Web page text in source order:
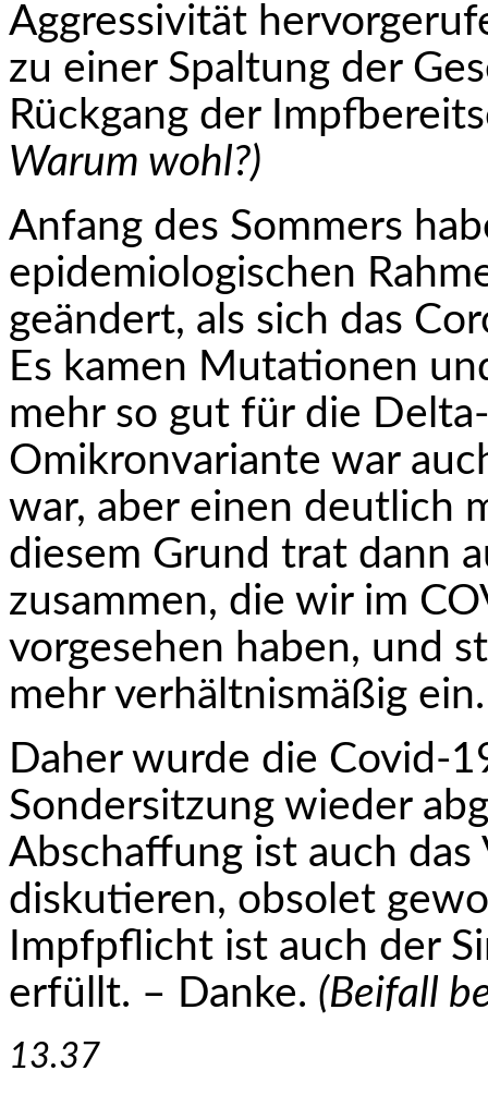
Aggressivität
zu einer Spaltung der
Rückgang der
Warum wohl?)
Anfang des Sommers
epidemiologischen
geändert, als sich das
Es kamen Mutationen
mehr so gut für die
Omikronvariante war
war, aber einen deutlich
diesem Grund trat dann
zusammen, die wir im
vorgesehen haben, und
mehr verhältnismäßig ein.
Daher wurde die Covid-
Sondersitzung wieder
Abschaffung ist auch
diskutieren, obsolet
Impfpflicht ist auch der
erfüllt. – Danke. (Beifall
13.37